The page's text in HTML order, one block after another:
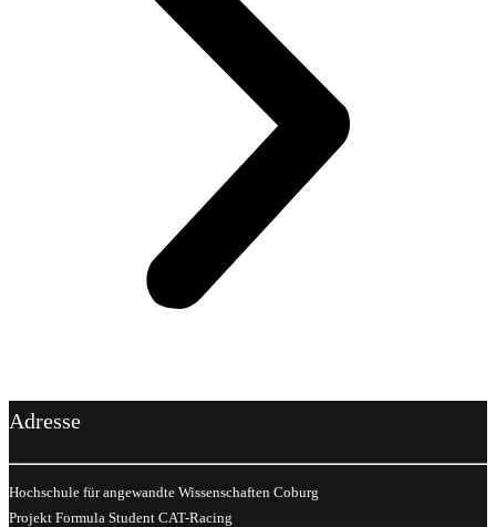
Adresse
Hochschule für angewandte Wissenschaften Coburg
Projekt Formula Student CAT-Racing